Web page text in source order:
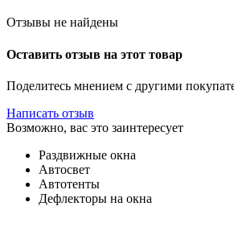
Отзывы не найдены
Оставить отзыв на этот товар
Поделитесь мнением с другими
Написать отзыв
Возможно, вас это заинтересует
Раздвижные окна
Автосвет
Автотенты
Дефлекторы на окна